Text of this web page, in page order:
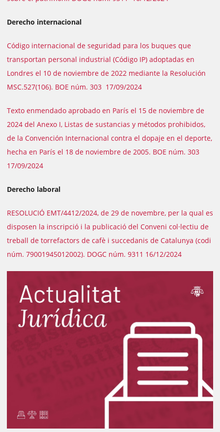
Derecho internacional
Código internacional de seguridad para los buques que
transportan personal industrial (Código IP) adoptadas en
Londres el 10 de noviembre de 2022 mediante la Resolución
MSC.527(106). BOE núm. 303 17/09/2024
Texto enmendado aprobado en París el 15 de noviembre de
2024 del Anexo I, Listas de sustancias y métodos prohibidos,
de la Convención Internacional contra el dopaje en el deporte,
hecha en París el 18 de noviembre de 2005. BOE núm. 303
17/09/2024
Derecho laboral
RESOLUCIÓ EMT/4412/2024, de 29 de novembre, per la qual es
disposen la inscripció i la publicació del Conveni col·lectiu de
treball de torrefactors de cafè i succedanis de Catalunya (codi
núm. 79001945012002). DOGC núm. 9311 16/12/2024